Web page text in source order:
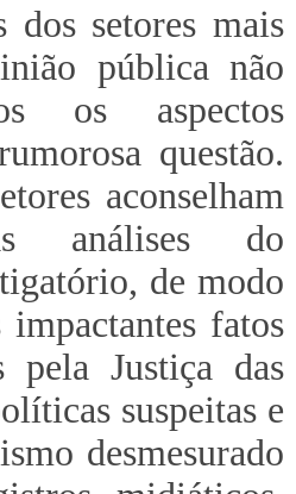
dos setores mais
pública não
os aspectos
questão.
aconselham
análises do
de modo
fatos
pela Justiça das
suspeitas e
desmesurado